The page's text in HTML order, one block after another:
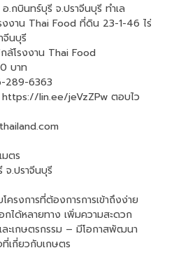
กบินทร์บุรี จ.ปราจีนบุรี ทำเล
งาน Thai Food ที่ดิน 23-1-46 ไร่
จีนบุรี
ล้โรงงาน Thai Food
บาท
289-6363
lin.ee/jeVzZPw ตอบไว
ตร
จ.ปราจีนบุรี
ครงการที่ต้องการการเข้าถึงง่าย
ได้หลายทาง เพิ่มความสะดวก
ละเกษตรกรรม – มีโอกาสพัฒนา
เกี่ยวกับเกษตร